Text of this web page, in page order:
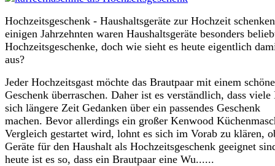
Hochzeitsgeschenk - Haushaltsgeräte zur Hochzeit
einigen Jahrzehnten waren Haushaltsgeräte besonders
Hochzeitsgeschenke, doch wie sieht es heute eigentlich
aus?
Jeder Hochzeitsgast möchte das Brautpaar mit einem
Geschenk überraschen. Daher ist es verständlich, dass viele
sich längere Zeit Gedanken über ein passendes Geschenk
machen. Bevor allerdings ein großer Kenwood
Vergleich gestartet wird, lohnt es sich im Vorab zu klären,
Geräte für den Haushalt als Hochzeitsgeschenk geeignet
heute ist es so, dass ein Brautpaar eine Wu......